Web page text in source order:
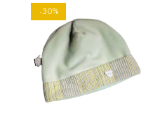
-30%